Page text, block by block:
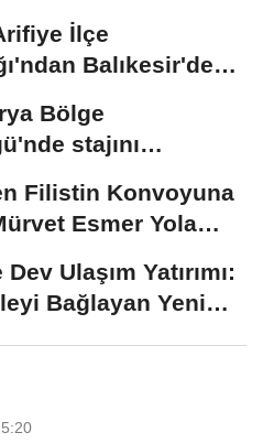
İlçe
Balıkesir'deki
Bölge
stajını
Filistin Konvoyuna
Esmer Yola
Ulaşım Yatırımı:
Bağlayan Yeni